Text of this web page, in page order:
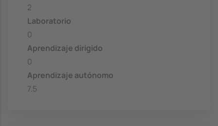
2
Laboratorio
0
Aprendizaje dirigido
0
Aprendizaje autónomo
7.5